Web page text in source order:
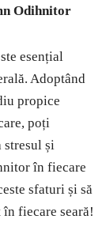
Odihnitor
esențial
Adoptând
propice
poți
stresul și
în fiecare
sfaturi și să
fiecare seară!